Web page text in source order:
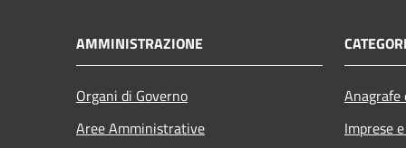
AMMINISTRAZIONE
Organi di Governo
Aree Amministrative
Imprese